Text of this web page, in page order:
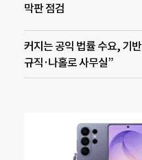
막판 점검
커지는 공익 법률 수요, 기
규직·나홀로 사무실”